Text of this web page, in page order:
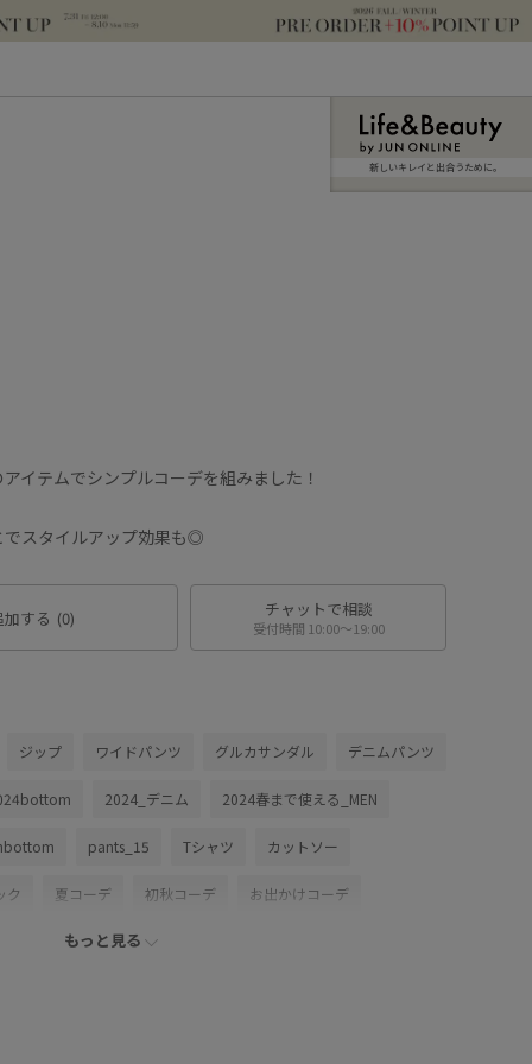
新しいキレイと出合うために。
イテムでシンプルコーデを組みました！
でスタイルアップ効果も◎
する (0) チャットで相談
受付時間 10:00〜19:00
ジップ ワイドパンツ グルカサンダル デニムパンツ
2024_デニム 2024春まで使える_MEN
pants_15 Tシャツ カットソー
ク 夏コーデ 初秋コーデ お出かけコーデ
モノトーンコーデ
もっと見る